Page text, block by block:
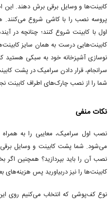
کابینت‌ها و وسایل برقی برش دهند.
پروسه نصب را با کاشی شروع می‌کنند.
اول با کابینت شروع کنند؛ چنانچه در
کابینت‌هایی درست به همان سایز
نوسازی آشپزخانه خود به سبکی هستید
سرانجام، قرار دادن سرامیک در پشت
شما را از نصب چارک‌های اطراف کابینت
نکات منفی
نصب اول سرامیک، معایبی را به
می‌شود. شما پشت کابینت و وسایل
نصب آن را باید بپردازید؟ همچنین اگر
کابینت‌ها را نیز دربیاورید پس هزینه‌های
نوع کف‌پوشی که انتخاب می‌کنیم روی